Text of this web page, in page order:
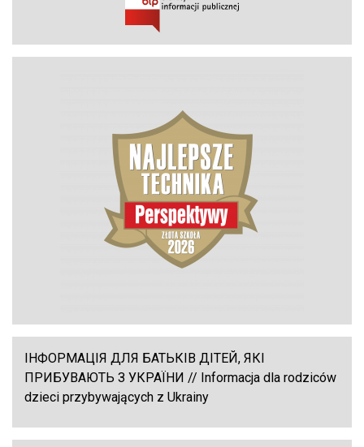
ІНФОРМАЦІЯ ДЛЯ БАТЬКІВ ДІТЕЙ, ЯКІ
ПРИБУВАЮТЬ З УКРАЇНИ // Informacja dla rodziców
dzieci przybywających z Ukrainy